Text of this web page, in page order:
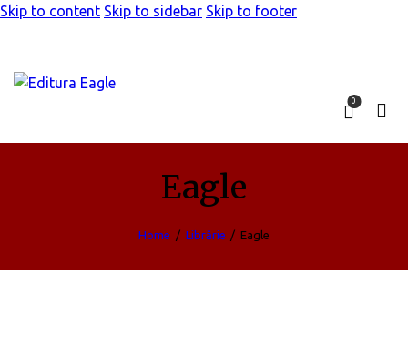
Skip to content Skip to sidebar Skip to footer
0
Eagle
Home Librărie Eagle